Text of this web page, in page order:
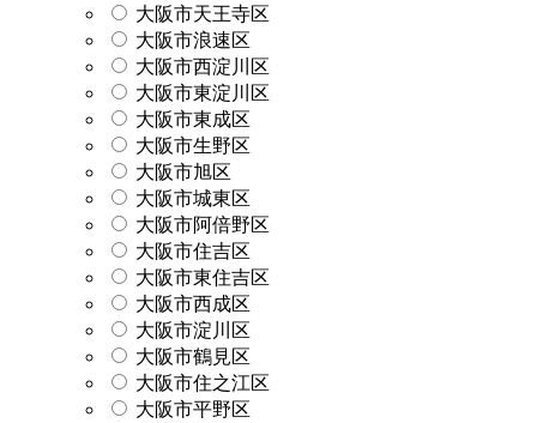
大阪市天王寺区
大阪市浪速区
大阪市西淀川区
大阪市東淀川区
大阪市東成区
大阪市生野区
大阪市旭区
大阪市城東区
大阪市阿倍野区
大阪市住吉区
大阪市東住吉区
大阪市西成区
大阪市淀川区
大阪市鶴見区
大阪市住之江区
大阪市平野区